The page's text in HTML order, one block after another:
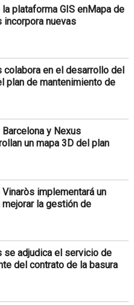
plataforma GIS enMapa de
incorpora nuevas
colabora en el desarrollo del
plan de mantenimiento de
y Nexus
un mapa 3D del plan
implementará un
la gestión de
se adjudica el servicio de
del contrato de la basura